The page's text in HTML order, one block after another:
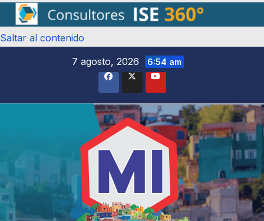
Saltar al contenido
7 agosto, 2026
6:54 am